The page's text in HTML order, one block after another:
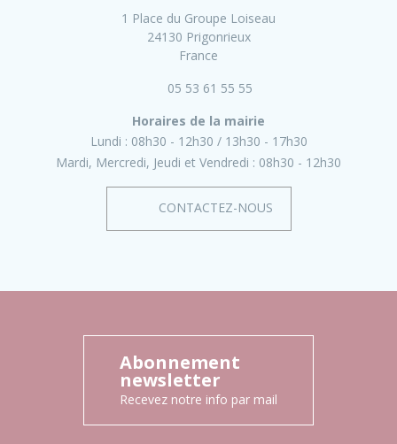
1 Place du Groupe Loiseau
24130 Prigonrieux
France
05 53 61 55 55
Horaires de la mairie
Lundi : 08h30 - 12h30
13h30 - 17h30
Mardi, Mercredi, Jeudi et Vendredi : 08h30 - 12h30
CONTACTEZ-NOUS
Abonnement
newsletter
Recevez notre info par mail